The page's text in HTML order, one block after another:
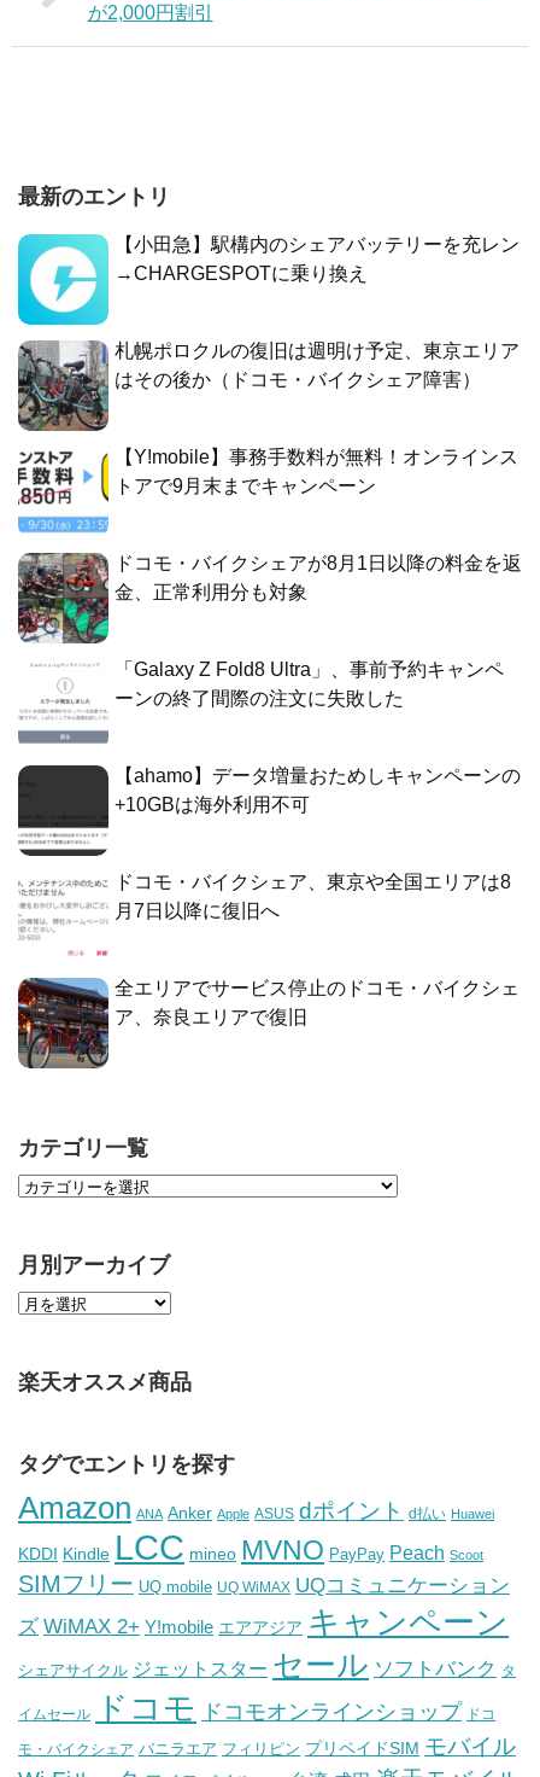
が2,000円割引
最新のエントリ
【小田急】駅構内のシェアバッテリーを充レン
→CHARGESPOTに乗り換え
札幌ポロクルの復旧は週明け予定、東京エリア
はその後か（ドコモ・バイクシェア障害）
【Y!mobile】事務手数料が無料！オンラインス
トアで9月末までキャンペーン
ドコモ・バイクシェアが8月1日以降の料金を返
金、正常利用分も対象
「Galaxy Z Fold8 Ultra」、事前予約キャンペ
ーンの終了間際の注文に失敗した
【ahamo】データ増量おためしキャンペーンの
+10GBは海外利用不可
ドコモ・バイクシェア、東京や全国エリアは8
月7日以降に復旧へ
全エリアでサービス停止のドコモ・バイクシェ
ア、奈良エリアで復旧
カテゴリ一覧
月別アーカイブ
楽天オススメ商品
タグでエントリを探す
Amazon ANA Anker Apple ASUS dポイント d払い Huawei
KDDI Kindle LCC mineo MVNO PayPay Peach Scoot
SIMフリー UQ mobile UQ WiMAX UQコミュニケーション
ズ WiMAX 2+ Y!mobile エアアジア キャンペーン
シェアサイクル ジェットスター セール ソフトバンク タ
イムセール ドコモ ドコモオンラインショップ ドコ
モ・バイクシェア バニラエア フィリピン プリペイドSIM モバイル